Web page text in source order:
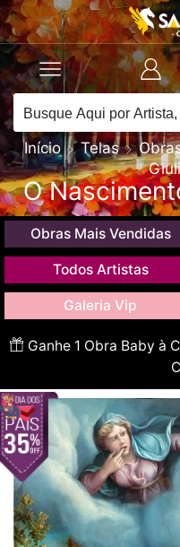
Início Telas
O
Obras Mais Vendidas
Todos Artistas
Galeria Vip
Ganhe 1 Obra Baby à